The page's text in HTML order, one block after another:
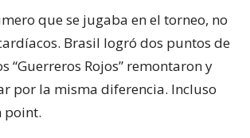
que se jugaba en el torneo, no
Brasil logró dos puntos de
“Guerreros Rojos” remontaron y
por la misma diferencia. Incluso
point.